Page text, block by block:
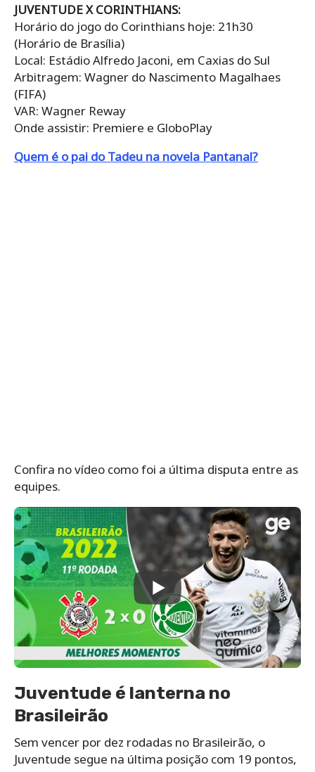
JUVENTUDE X CORINTHIANS:
Horário do jogo do Corinthians hoje: 21h30
(Horário de Brasília)
Local: Estádio Alfredo Jaconi, em Caxias do Sul
Arbitragem: Wagner do Nascimento Magalhaes
(FIFA)
VAR: Wagner Reway
Onde assistir: Premiere e GloboPlay
Quem é o pai do Tadeu na novela Pantanal?
Confira no vídeo como foi a última disputa entre as
equipes.
Juventude é lanterna no
Brasileirão
Sem vencer por dez rodadas no Brasileirão, o
Juventude segue na última posição com 19 pontos,